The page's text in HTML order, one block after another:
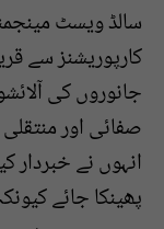
سالڈ ویسٹ
کارپوریشنز سے
جانوروں کی
صفائی اور
انہوں نے خبردار
پھینکا جائے